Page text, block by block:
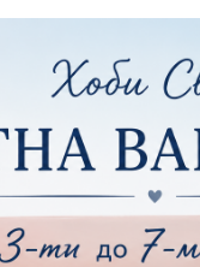
Прозорци, Огради, Фенери
елементи